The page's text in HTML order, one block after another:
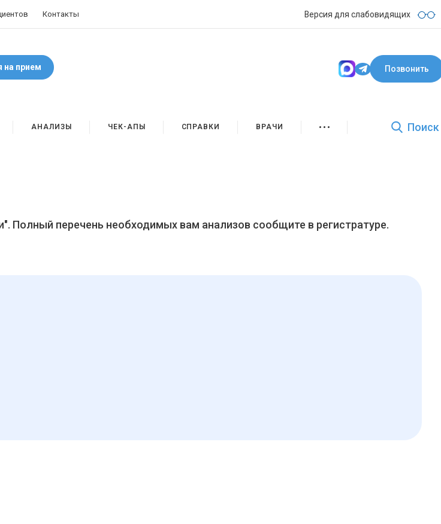
Контакты Версия для слабовидящих
на прием Позвонить
АНАЛИЗЫ ЧЕК-АПЫ СПРАВКИ ВРАЧИ Поиск
Полный перечень необходимых вам анализов сообщите в регистратуре.